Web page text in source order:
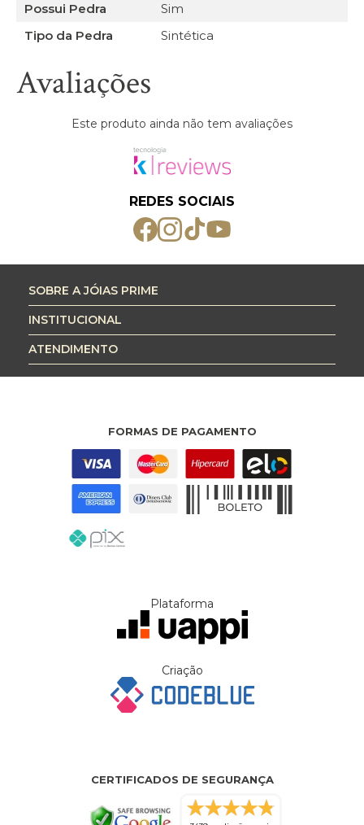
Possui Pedra
Sim
Tipo da Pedra
Sintética
Avaliações
Este produto ainda não tem avaliações
REDES SOCIAIS
SOBRE A JÓIAS PRIME
INSTITUCIONAL
ATENDIMENTO
FORMAS DE PAGAMENTO
Plataforma
Criação
CERTIFICADOS DE SEGURANÇA